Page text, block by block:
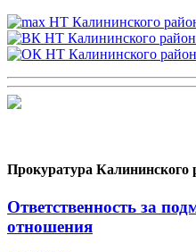
Прокуратура Калининского
Ответственность за
отношения